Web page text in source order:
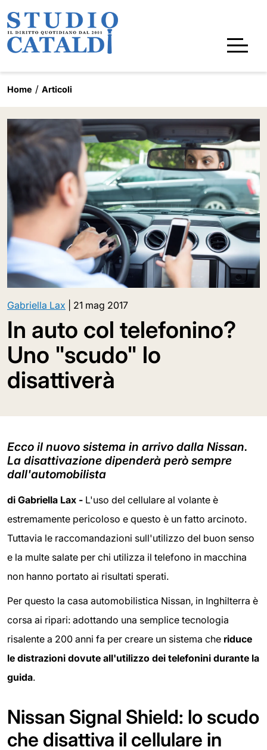
Home Articoli
Gabriella Lax 21 mag 2017
In auto col telefonino?
Uno "scudo" lo
disattiverà
Ecco il nuovo sistema in arrivo dalla Nissan.
La disattivazione dipenderà però sempre
dall'automobilista
di Gabriella Lax - L'uso del cellulare al volante è
estremamente pericoloso e questo è un fatto arcinoto.
Tuttavia le raccomandazioni sull'utilizzo del buon senso
e la multe salate per chi utilizza il telefono in macchina
non hanno portato ai risultati sperati.
Per questo la casa automobilistica Nissan, in Inghilterra è
corsa ai ripari: adottando una semplice tecnologia
risalente a 200 anni fa per creare un sistema che riduce
le distrazioni dovute all'utilizzo dei telefonini durante la
guida.
Nissan Signal Shield: lo scudo
che disattiva il cellulare in